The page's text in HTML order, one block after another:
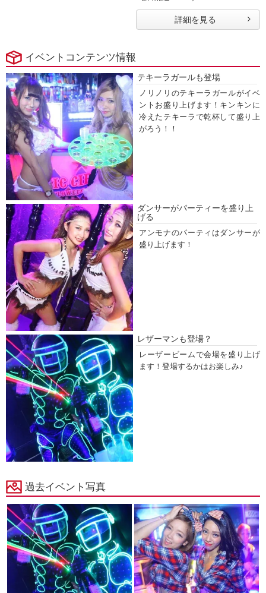
詳細を見る
イベントコンテンツ情報
テキーラガールも登場
ノリノリのテキーラガールがイベ
ントお盛り上げます！キンキンに
冷えたテキーラで乾杯して盛り上
がろう！！
ダンサーがパーティーを盛り上
げる
アンモナのパーティはダンサーが
盛り上げます！
レザーマンも登場？
レーザービームで会場を盛り上げ
ます！登場するかはお楽しみ♪
過去イベント写真